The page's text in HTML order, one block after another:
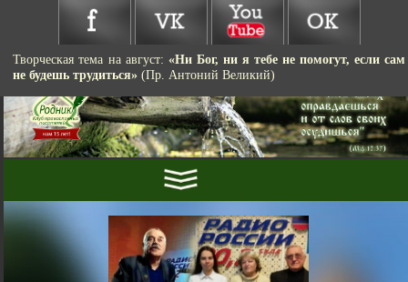
Творческая тема на август: «Ни Бог, ни я тебе не помогут, если сам
не будешь трудиться»(Пр. Антоний Великий)